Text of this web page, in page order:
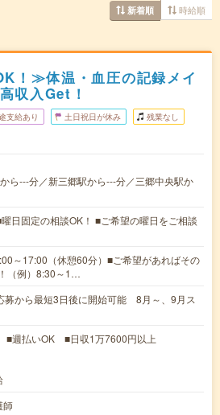
新着順 時給順
！≫体温・血圧の記録メイ
収入Get！
支給あり 土日祝日が休み 残業なし
ら---分／新三郷駅から---分／三郷中央駅か
日固定の相談OK！ ■ご希望の曜日をご相談
～17:00（休憩60分）■ご希望があればその
（例）8:30～1…
から最短3日後に開始可能 8月～、9月ス
週払いOK ■日収1万7600円以上
師